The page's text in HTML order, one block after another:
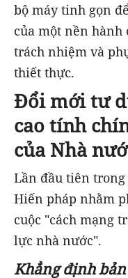
bộ máy tinh gọn
của một nền
trách nhiệm và
thiết thực.
Đổi mới tư
cao tính
của Nhà
Lần đầu tiên
Hiến pháp nhằm
cuộc "cách mạng
lực nhà nước".
Khẳng định